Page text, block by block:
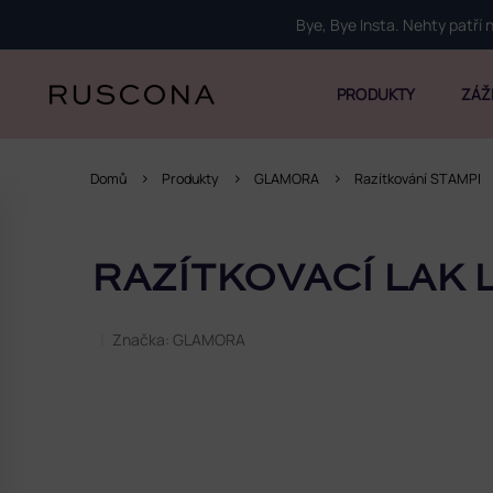
obsah
Bye, Bye Insta. Nehty patří
PRODUKTY
Domů Produkty GLAMORA Razítkování STAMPI
o
s
RAZÍTKOVACÍ LAK
Značka: GLAMORA